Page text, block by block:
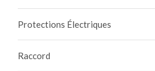
Protections Électriques
Raccord